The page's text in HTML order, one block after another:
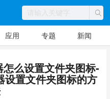
应用 专题 新闻
么设置文件夹图标-
置文件夹图标的方